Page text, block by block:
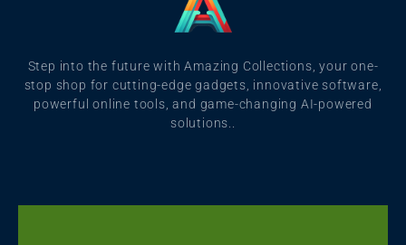
Step into the future with Amazing Collections, your one-
stop shop for cutting-edge gadgets, innovative software,
powerful online tools, and game-changing AI-powered
solutions..